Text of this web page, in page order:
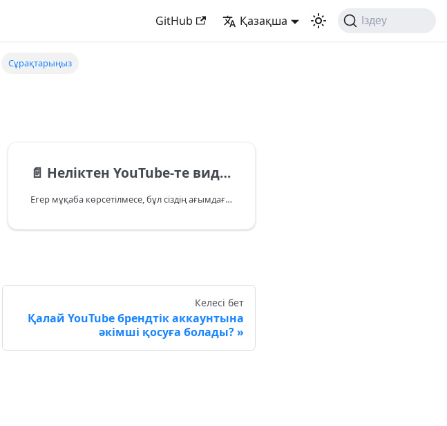
GitHub Қазақша Іздеу
Сұрақтарыңыз
📄️ Неліктен YouTube-те видео мұқабасы көрсетілмейді?
Егер мұқаба көрсетілмесе, бұл сіздің ағымдағы тарифтік жоспарыңызға байланысты болуы мүмкін. «Стандартты» тарифінде
Келесі бет
Қалай YouTube брендтік аккаунтына
әкімші қосуға болады?